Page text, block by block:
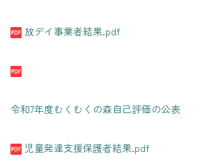
放デイ事業者結果.pdf
令和7年度むくむくの森自己評価の公表
児童発達支援保護者結果.pdf